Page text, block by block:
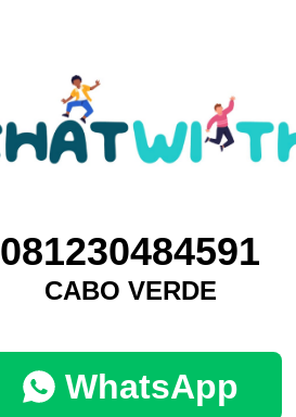
081230484591
CABO VERDE
WhatsApp